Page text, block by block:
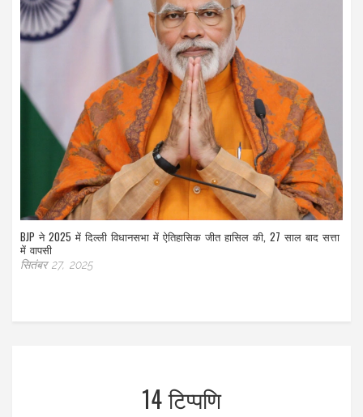
BJP ने 2025 में दिल्ली विधानसभा में ऐतिहासिक जीत हासिल की, 27 साल बाद सत्ता
में वापसी
सितंबर 27, 2025
14 टिप्पणि